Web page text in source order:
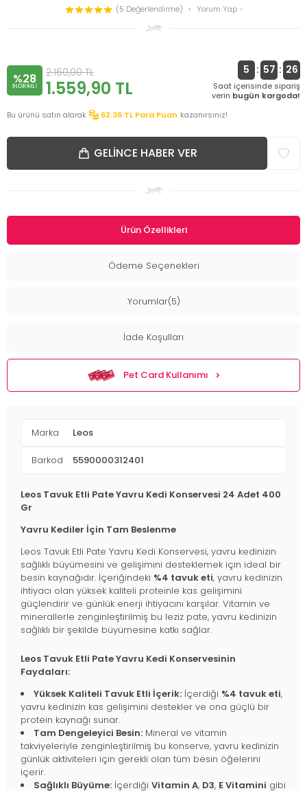
(5 Değerlendirme)
Yorum Yap
%28
INDIRIMLI
2.160,00TL
1.559,90 TL
5 : 57 : 26
Saat içerisinde sipariş
verin bugün kargoda!
Bu ürünü satın alarak
62.36 TL Para Puan kazanırsınız!
GELINCE HABER VER
Ürün Özellikleri
Ödeme Seçenekleri
Yorumlar(5)
İade Koşulları
Pet Card Kullanımı
Marka Leos
Barkod 5590000312401
Leos Tavuk Etli Pate Yavru Kedi Konservesi 24 Adet 400
Gr
Yavru Kediler İçin Tam Beslenme
Leos Tavuk Etli Pate Yavru Kedi Konservesi, yavru kedinizin
sağlıklı büyümesini ve gelişimini desteklemek için ideal bir
besin kaynağıdır. İçeriğindeki %4 tavuk eti, yavru kedinizin
ihtiyacı olan yüksek kaliteli proteinle kas gelişimini
güçlendirir ve günlük enerji ihtiyacını karşılar. Vitamin ve
minerallerle zenginleştirilmiş bu leziz pate, yavru kedinizin
sağlıklı bir şekilde büyümesine katkı sağlar.
Leos Tavuk Etli Pate Yavru Kedi Konservesinin
Faydaları:
Yüksek Kaliteli Tavuk Etli İçerik: İçerdiği %4 tavuk eti,
yavru kedinizin kas gelişimini destekler ve ona güçlü bir
protein kaynağı sunar.
Tam Dengeleyici Besin: Mineral ve vitamin
takviyeleriyle zenginleştirilmiş bu konserve, yavru kedinizin
günlük aktiviteleri için gerekli olan tüm besin öğelerini
içerir.
Sağlıklı Büyüme: İçerdiği Vitamin A, D3, E Vitamini gibi